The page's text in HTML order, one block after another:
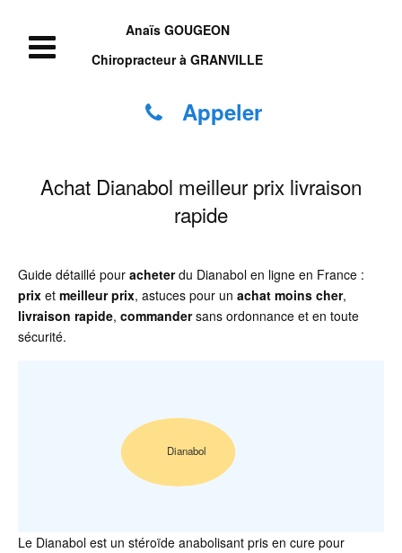
Anaïs GOUGEON
Chiropracteur à GRANVILLE
Appeler
Achat Dianabol meilleur prix livraison
rapide
Guide détaillé pour acheterdu Dianabol en ligne en France :
prix et meilleur prix, astuces pour un achat moins cher,
livraison rapide, commandersans ordonnance et en toute
sécurité.
Dianabol
Le Dianabol est un stéroïde anabolisant pris en cure pour